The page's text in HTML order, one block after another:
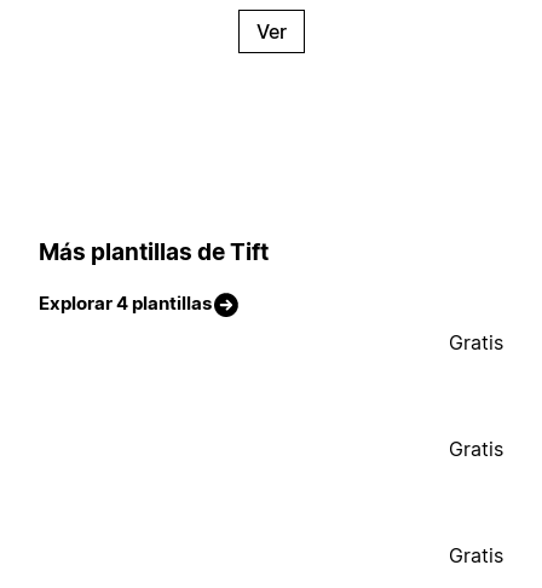
Ver
Más plantillas de Tift
Explorar 4 plantillas
Gratis
Gratis
Gratis